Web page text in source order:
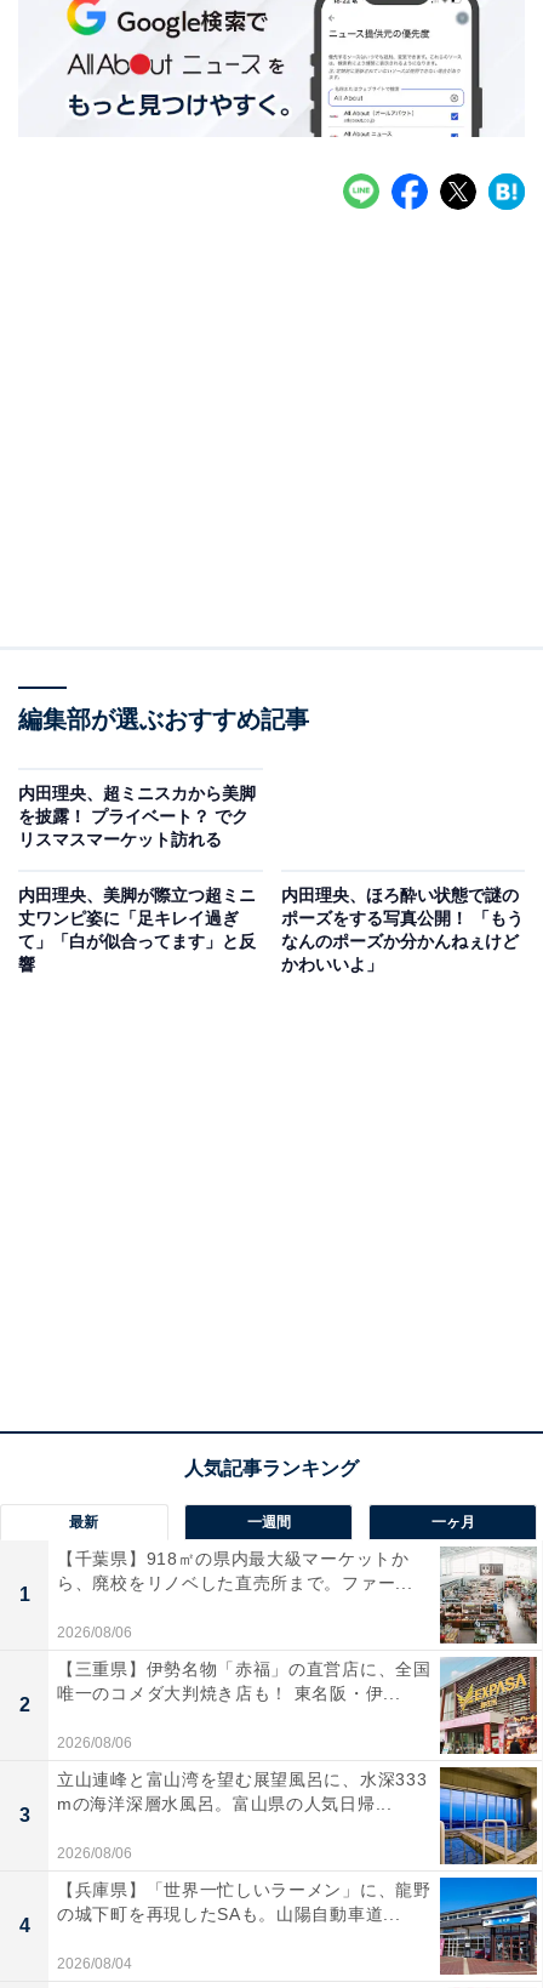
編集部が選ぶおすすめ記事
内田理央、超ミニスカから美脚
を披露！ プライベート？ でク
リスマスマーケット訪れる
内田理央、美脚が際立つ超ミニ
丈ワンピ姿に「足キレイ過ぎ
て」「白が似合ってます」と反
響
内田理央、ほろ酔い状態で謎の
ポーズをする写真公開！ 「もう
なんのポーズか分かんねぇけど
かわいいよ」
最新 一週間 一ヶ月
1
【千葉県】918㎡の県内最大級マーケットか
ら、廃校をリノベした直売所まで。ファー...
2026/08/06
2
【三重県】伊勢名物「赤福」の直営店に、全国
唯一のコメダ大判焼き店も！ 東名阪・伊...
2026/08/06
3
立山連峰と富山湾を望む展望風呂に、水深333
mの海洋深層水風呂。富山県の人気日帰...
2026/08/06
4
【兵庫県】「世界一忙しいラーメン」に、龍野
の城下町を再現したSAも。山陽自動車道...
2026/08/04